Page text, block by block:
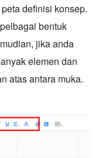
definisi konsep.
bentuk
jika anda
elemen dan
atas antara muka.